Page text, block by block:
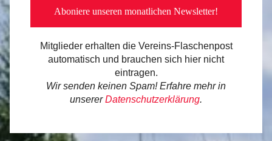
Mitglieder erhalten die Vereins-Flaschenpost
automatisch und brauchen sich hier nicht
eintragen.
Wir senden keinen Spam! Erfahre mehr in
unsererDatenschutzerklärung.